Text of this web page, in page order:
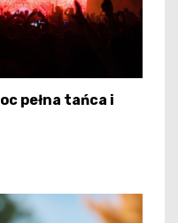
pełna tańca i